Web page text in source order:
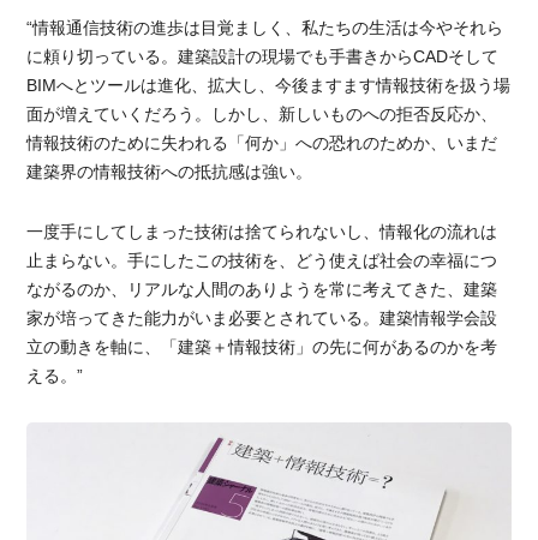
“情報通信技術の進歩は目覚ましく、私たちの生活は今やそれら
に頼り切っている。建築設計の現場でも手書きからCADそして
BIMへとツールは進化、拡大し、今後ますます情報技術を扱う場
面が増えていくだろう。しかし、新しいものへの拒否反応か、
情報技術のために失われる「何か」への恐れのためか、いまだ
建築界の情報技術への抵抗感は強い。
一度手にしてしまった技術は捨てられないし、情報化の流れは
止まらない。手にしたこの技術を、どう使えば社会の幸福につ
ながるのか、リアルな人間のありようを常に考えてきた、建築
家が培ってきた能力がいま必要とされている。建築情報学会設
立の動きを軸に、「建築＋情報技術」の先に何があるのかを考
える。”